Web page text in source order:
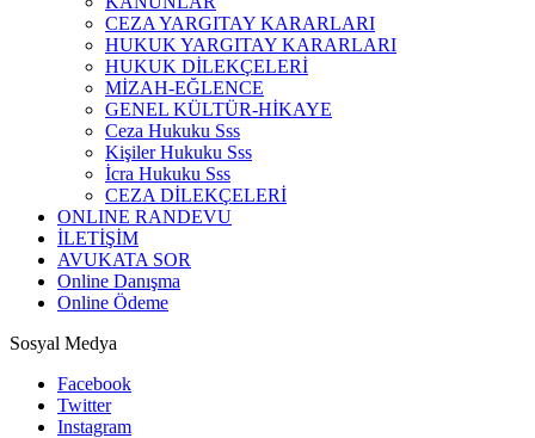
CEZA YARGITAY KARARLARI
HUKUK YARGITAY KARARLARI
HUKUK DİLEKÇELERİ
MİZAH-EĞLENCE
GENEL KÜLTÜR-HİKAYE
Ceza Hukuku Sss
Kişiler Hukuku Sss
İcra Hukuku Sss
CEZA DİLEKÇELERİ
ONLINE RANDEVU
İLETİŞİM
AVUKATA SOR
Online Danışma
Online Ödeme
Sosyal Medya
Facebook
Twitter
Instagram